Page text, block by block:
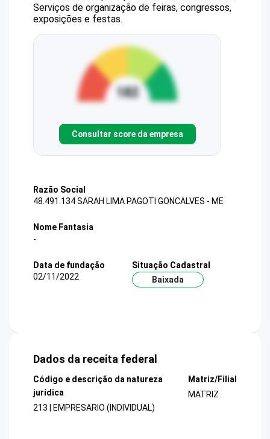
Serviços de organização de feiras, congressos,
exposições e festas.
Consultar score da empresa
Razão Social
48.491.134 SARAH LIMA PAGOTI GONCALVES - ME
Nome Fantasia
-
Data de fundação
02/11/2022
Situação Cadastral
Baixada
Dados da receita federal
Código e descrição da natureza
jurídica
213 | EMPRESARIO (INDIVIDUAL)
Matriz/Filial
MATRIZ